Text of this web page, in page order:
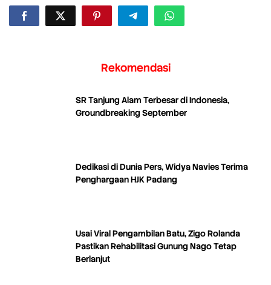
Rekomendasi
SR Tanjung Alam Terbesar di Indonesia,
Groundbreaking September
Dedikasi di Dunia Pers, Widya Navies Terima
Penghargaan HJK Padang
Usai Viral Pengambilan Batu, Zigo Rolanda
Pastikan Rehabilitasi Gunung Nago Tetap
Berlanjut